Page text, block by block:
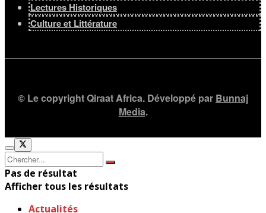
Lectures Historiques
Culture et Littérature
© Le copyright Qiraat Africa. Développé par Bunnaj
Media.
Pas de résultat
Afficher tous les résultats
Actualités